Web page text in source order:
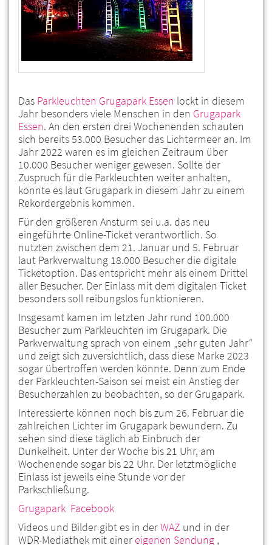
Das Parkleuchten Grugapark Essen lockt in diesem
Jahr besonders viele Menschen in den Grugapark
Essen. An den ersten drei Wochenenden schauten
sich bereits 53.000 Besucher das Lichtermeer an. Im
Jahr 2022 waren es im gleichen Zeitraum über
10.000 Besucher weniger gewesen. Sollte der
Zuspruch für die Parkleuchten weiter anhalten,
könnte es laut Grugapark in diesem Jahr zu einem
Rekordergebnis kommen.
Für den größeren Ansturm sei u.a. das neu
eingeführte Online-Ticket verantwortlich. So
nutzten zwischen dem 21. Januar und 5. Februar
laut Parkverwaltung 18.000 Besucher die digitale
Ticketoption. Das entspricht mehr als einem Drittel
aller Besucher. Der Einlass mit dem digitalen Ticket
besonders soll reibungslos funktionieren.
Insgesamt kamen im letzten Jahr rund 100.000
Besucher zum Parkleuchten im Grugapark. Die
Parkverwaltung sprach von einem „sehr guten Jahr“
und zeigt sich zuversichtlich, dass diese Marke 2023
sogar übertroffen werden könnte. Denn zum Ende
der Parkleuchten-Saison sei meist ein Anstieg der
Besucherzahlen zu beobachten, so der Grugapark.
Interessierte können noch bis zum 26. Februar die
zahlreichen Lichter im Grugapark bewundern. Zu
sehen sind diese täglich ab Einbruch der
Dunkelheit. Unter der Woche bis 21 Uhr, am
Wochenende sogar bis 22 Uhr. Der letztmögliche
Einlass ist jeweils eine Stunde vor der
Parkschließung.
Grugapark Facebook
Videos und Bilder gibt es in derWAZ und in der
WDR-Mediathek mit einer eigenen Sendung ,